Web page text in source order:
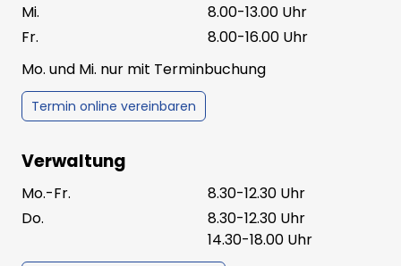
Mi.
8.00-13.00 Uhr
Fr.
8.00-16.00 Uhr
Mo. und Mi. nur mit Terminbuchung
Termin online vereinbaren
Verwaltung
Mo.-Fr.
8.30-12.30 Uhr
Do.
8.30-12.30 Uhr
14.30-18.00 Uhr